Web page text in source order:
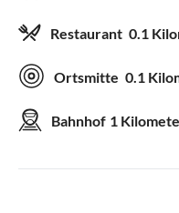
Restaurant 0.1
Ortsmitte 0.1
Bahnhof 1